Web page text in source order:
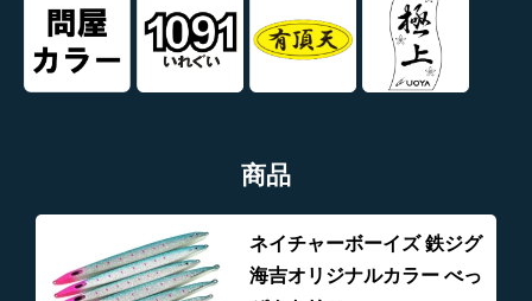
商品
ネイチャーボーイズ 鉄ジグ
海吉オリジナルカラー べっ